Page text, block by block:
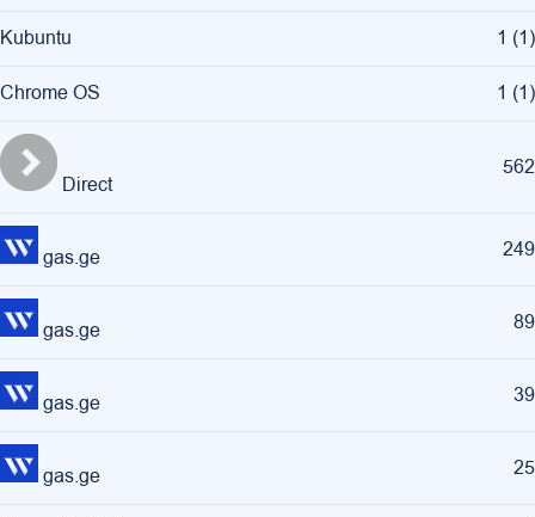
Kubuntu 1 (1)
Chrome OS 1 (1)
Direct
562
gas.ge 249
gas.ge 89
gas.ge 39
gas.ge 25